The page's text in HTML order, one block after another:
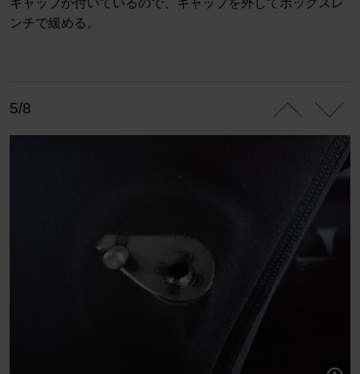
キャップが付いているので、キャップを外してボックスレ
ンチで緩める。
5/8